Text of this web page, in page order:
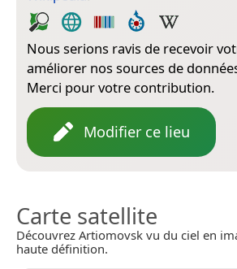
Nous serions ravis de recevoir
améliorer nos sources de
Merci pour votre contribution.
Modifier ce lieu
Carte satellite
Découvrez Artiomovsk vu du ciel en
haute définition.